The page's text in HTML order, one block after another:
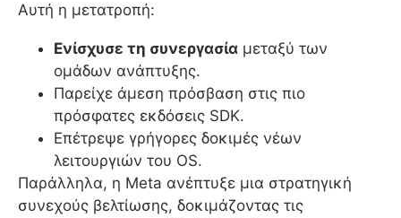
Αυτή η μετατροπή:
Ενίσχυσε τη συνεργασία μεταξύ των
ομάδων ανάπτυξης.
Παρείχε άμεση πρόσβαση στις πιο
πρόσφατες εκδόσεις SDK.
Επέτρεψε γρήγορες δοκιμές νέων
λειτουργιών του OS.
Παράλληλα, η Meta ανέπτυξε μια στρατηγική
συνεχούς βελτίωσης, δοκιμάζοντας τις